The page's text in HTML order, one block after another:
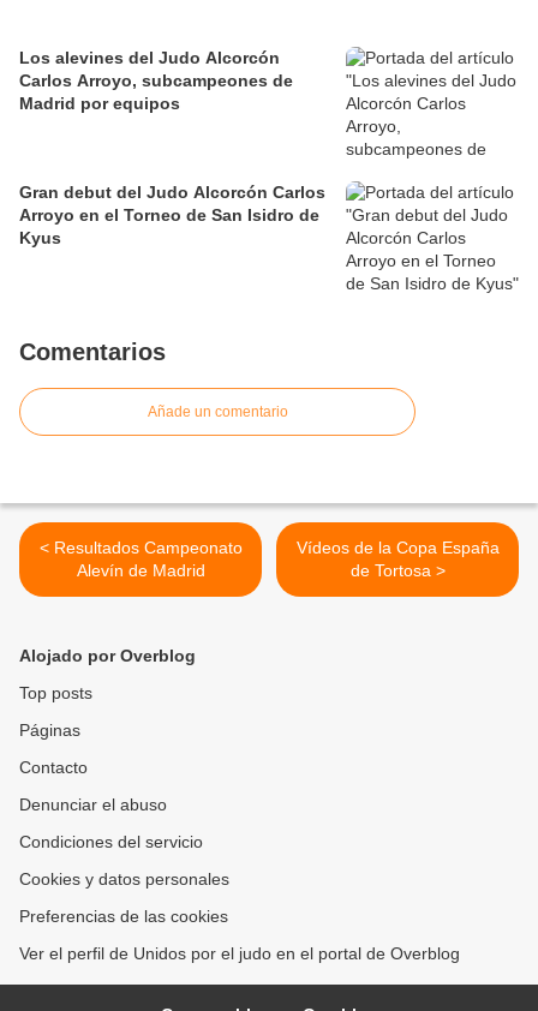
Los alevines del Judo Alcorcón
Carlos Arroyo, subcampeones de
Madrid por equipos
Gran debut del Judo Alcorcón Carlos
Arroyo en el Torneo de San Isidro de
Kyus
Comentarios
Añade un comentario
< Resultados Campeonato
Alevín de Madrid
Vídeos de la Copa España
de Tortosa >
Alojado por Overblog
Top posts
Páginas
Contacto
Denunciar el abuso
Condiciones del servicio
Cookies y datos personales
Preferencias de las cookies
Ver el perfil de Unidos por el judo en el portal de Overblog